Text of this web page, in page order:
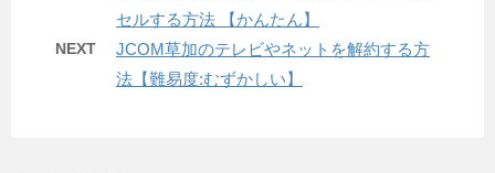
セルする方法 【かんたん】
NEXT
JCOM草加のテレビやネットを解約する方
法【難易度:むずかしい】